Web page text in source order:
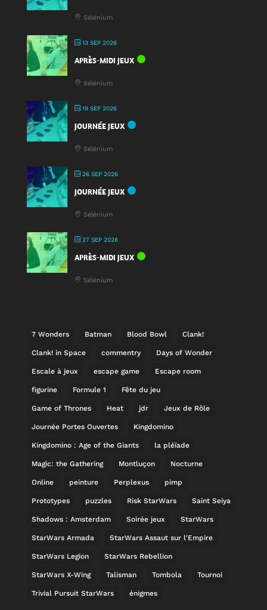
Sélénium
13 SEP 2026
APRÈS-MIDI JEUX
Sélénium
19 SEP 2026
JOURNÉE JEUX
Sélénium
26 SEP 2026
JOURNÉE JEUX
Sélénium
27 SEP 2026
APRÈS-MIDI JEUX
Sélénium
7 Wonders Batman Blood Bowl Clank!
Clank! in Space commentry Days of Wonder
Escale à jeux escape game Escape room
figurine Formule 1 Fête du jeu
Game of Thrones Heat jdr Jeux de Rôle
Journée Portes Ouvertes Kingdomino
Kingdomino : Age of the Giants la pléïade
Magic: the Gathering Montluçon Nocturne
Online peinture Perplexus pimp
Prototypes puzzles Risk StarWars Saint Seiya
Shadows : Amsterdam Soirée jeux StarWars
StarWars Armada StarWars Assaut sur l'Empire
StarWars Legion StarWars Rebellion
StarWars X-Wing Talisman Tombola Tournoi
Trivial Pursuit StarWars énigmes